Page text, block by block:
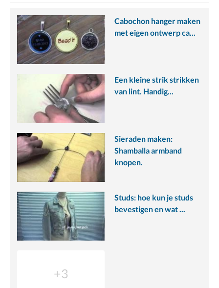
Cabochon hanger maken
met eigen ontwerp ca...
Een kleine strik strikken
van lint. Handig...
Sieraden maken:
Shamballa armband
knopen.
Studs: hoe kun je studs
bevestigen en wat ...
+3